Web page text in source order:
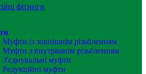
фітинги
Муфти із зовнішнім різьбленням
Муфти з внутрішнім різьбленням
З'єднувальні муфти
Редукційні муфти